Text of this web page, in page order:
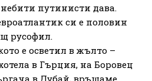
путинисти дава.
си е половин
русофил.
е осветил в жълто –
в Гърция, на Боровец
в Дубай, връщаме